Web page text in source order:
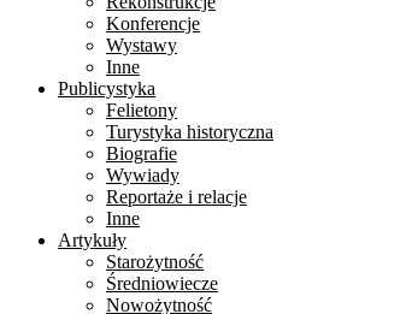
Konferencje
Wystawy
Inne
Publicystyka
Felietony
Turystyka historyczna
Biografie
Wywiady
Reportaże i relacje
Inne
Artykuły
Starożytność
Średniowiecze
Nowożytność